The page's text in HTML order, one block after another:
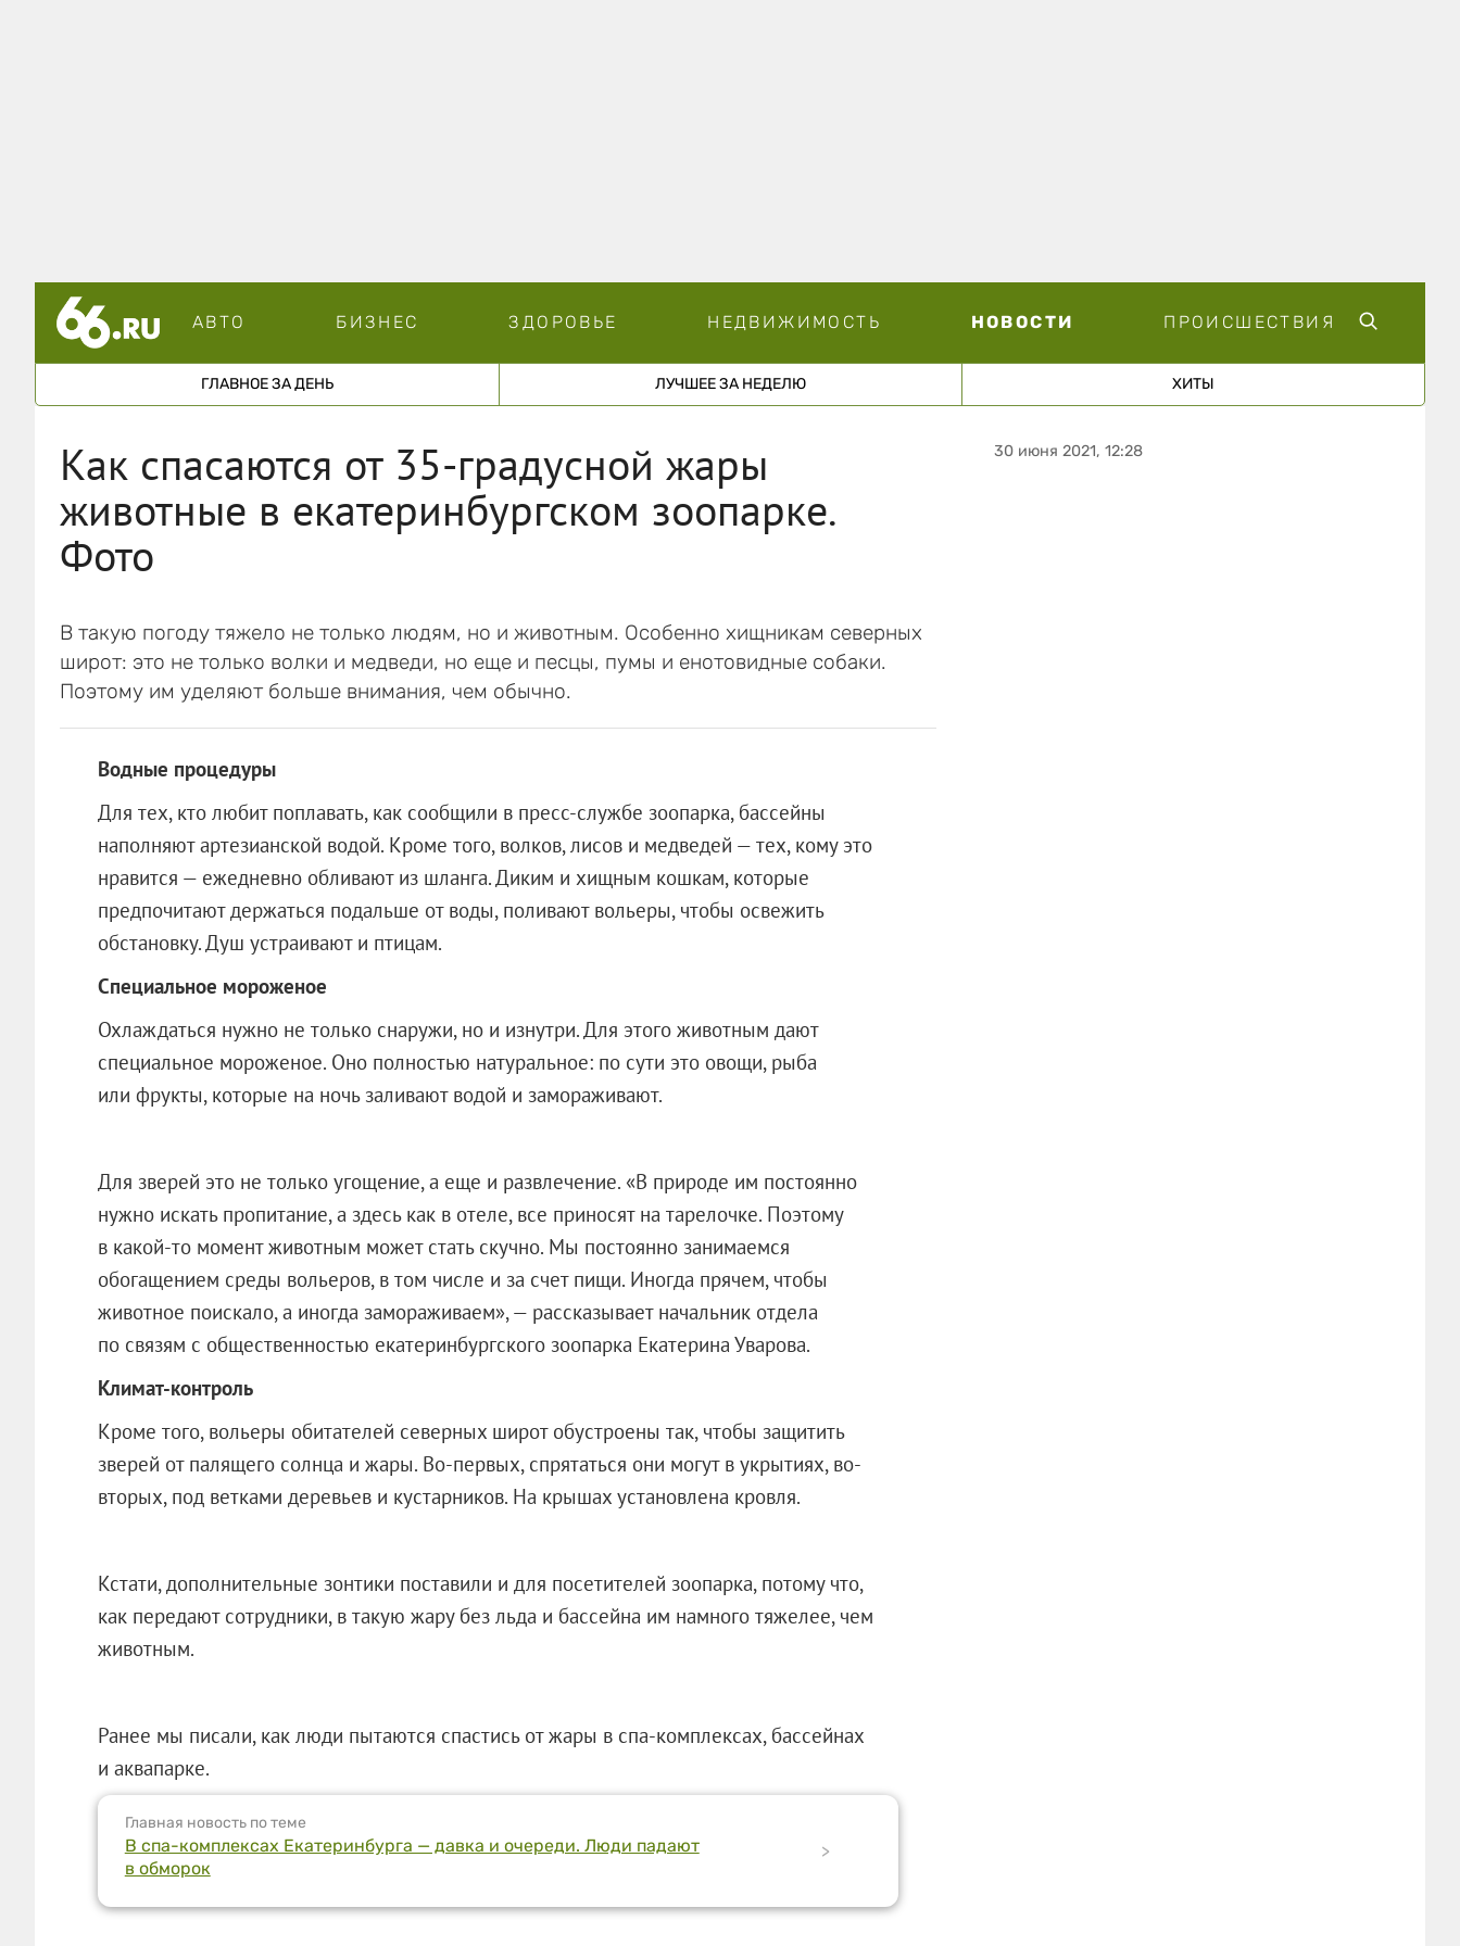
АВТО БИЗНЕС ЗДОРОВЬЕ НЕДВИЖИМОСТЬ НОВОСТИ ПРОИСШЕСТВИЯ
ГЛАВНОЕ ЗА ДЕНЬ ЛУЧШЕЕ ЗА НЕДЕЛЮ ХИТЫ
Как спасаются от 35-градусной жары
животные в екатеринбургском зоопарке.
Фото
В такую погоду тяжело не только людям, но и животным. Особенно хищникам северных
широт: это не только волки и медведи, но еще и песцы, пумы и енотовидные собаки.
Поэтому им уделяют больше внимания, чем обычно.
Водные процедуры
Для тех, кто любит поплавать, как сообщили в пресс-службе зоопарка, бассейны
наполняют артезианской водой. Кроме того, волков, лисов и медведей — тех, кому это
нравится — ежедневно обливают из шланга. Диким и хищным кошкам, которые
предпочитают держаться подальше от воды, поливают вольеры, чтобы освежить
обстановку. Душ устраивают и птицам.
Специальное мороженое
Охлаждаться нужно не только снаружи, но и изнутри. Для этого животным дают
специальное мороженое. Оно полностью натуральное: по сути это овощи, рыба
или фрукты, которые на ночь заливают водой и замораживают.
Для зверей это не только угощение, а еще и развлечение. «В природе им постоянно
нужно искать пропитание, а здесь как в отеле, все приносят на тарелочке. Поэтому
в какой-то момент животным может стать скучно. Мы постоянно занимаемся
обогащением среды вольеров, в том числе и за счет пищи. Иногда прячем, чтобы
животное поискало, а иногда замораживаем», — рассказывает начальник отдела
по связям с общественностью екатеринбургского зоопарка Екатерина Уварова.
Климат-контроль
Кроме того, вольеры обитателей северных широт обустроены так, чтобы защитить
зверей от палящего солнца и жары. Во-первых, спрятаться они могут в укрытиях, во-
вторых, под ветками деревьев и кустарников. На крышах установлена кровля.
Кстати, дополнительные зонтики поставили и для посетителей зоопарка, потому что,
как передают сотрудники, в такую жару без льда и бассейна им намного тяжелее, чем
животным.
Ранее мы писали, как люди пытаются спастись от жары в спа-комплексах, бассейнах
и аквапарке.
Главная новость по теме
В спа-комплексах Екатеринбурга — давка и очереди. Люди падают
в обморок
>
30 июня 2021, 12:28